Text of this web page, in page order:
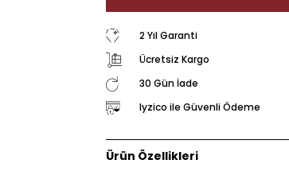
2 Yıl Garanti
Ücretsiz Kargo
30 Gün İade
Iyzico ile Güvenli Ödeme
Ürün Özellikleri